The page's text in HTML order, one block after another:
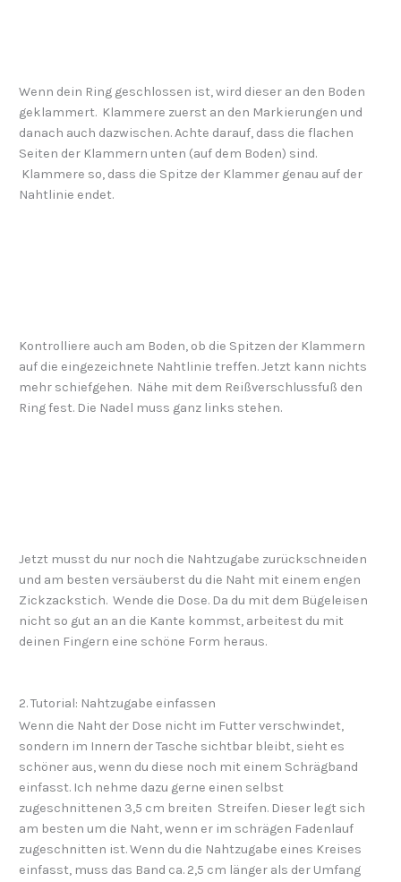
Wenn dein Ring geschlossen ist, wird dieser an den Boden
geklammert. Klammere zuerst an den Markierungen und
danach auch dazwischen. Achte darauf, dass die flachen
Seiten der Klammern unten (auf dem Boden) sind.
Klammere so, dass die Spitze der Klammer genau auf der
Nahtlinie endet.
Kontrolliere auch am Boden, ob die Spitzen der Klammern
auf die eingezeichnete Nahtlinie treffen. Jetzt kann nichts
mehr schiefgehen. Nähe mit dem Reißverschlussfuß den
Ring fest. Die Nadel muss ganz links stehen.
Jetzt musst du nur noch die Nahtzugabe zurückschneiden
und am besten versäuberst du die Naht mit einem engen
Zickzackstich. Wende die Dose. Da du mit dem Bügeleisen
nicht so gut an an die Kante kommst, arbeitest du mit
deinen Fingern eine schöne Form heraus.
2. Tutorial: Nahtzugabe einfassen
Wenn die Naht der Dose nicht im Futter verschwindet,
sondern im Innern der Tasche sichtbar bleibt, sieht es
schöner aus, wenn du diese noch mit einem Schrägband
einfasst. Ich nehme dazu gerne einen selbst
zugeschnittenen 3,5 cm breiten Streifen. Dieser legt sich
am besten um die Naht, wenn er im schrägen Fadenlauf
zugeschnitten ist. Wenn du die Nahtzugabe eines Kreises
einfasst, muss das Band ca. 2,5 cm länger als der Umfang